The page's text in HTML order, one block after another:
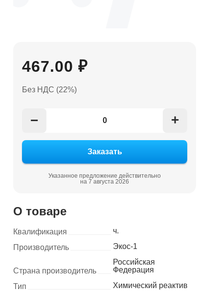
467.00 ₽
Без НДС (22%)
− +
Указанное предложение действительно
на 7 августа 2026
О товаре
Квалификация
ч.
Производитель
Экос-1
Страна производитель
Российская
Федерация
Тип
Химический реактив